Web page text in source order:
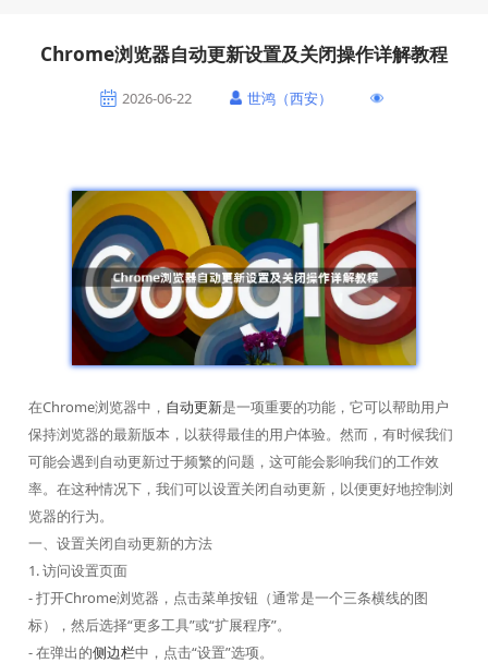
Chrome浏览器自动更新设置及关闭操作详解教程
2026-06-22 世鸿（西安）
在Chrome浏览器中， 自动更新是一项重要的功能，它可以帮助用户
保持浏览器的最新版本，以获得最佳的用户体验。然而，有时候我们
可能会遇到自动更新过于频繁的问题，这可能会影响我们的工作效
率。在这种情况下，我们可以设置关闭自动更新，以便更好地控制浏
览器的行为。
一、设置关闭自动更新的方法
1. 访问设置页面
- 打开Chrome浏览器，点击菜单按钮（通常是一个三条横线的图
标），然后选择“更多工具”或“扩展程序”。
- 在弹出的侧边栏中，点击“设置”选项。